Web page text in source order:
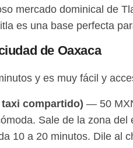
mercado dominical de
es una base perfecta
de Oaxaca
y es muy fácil y
compartido) — 50
Sale de la zona
10 a 20 minutos. Dile al